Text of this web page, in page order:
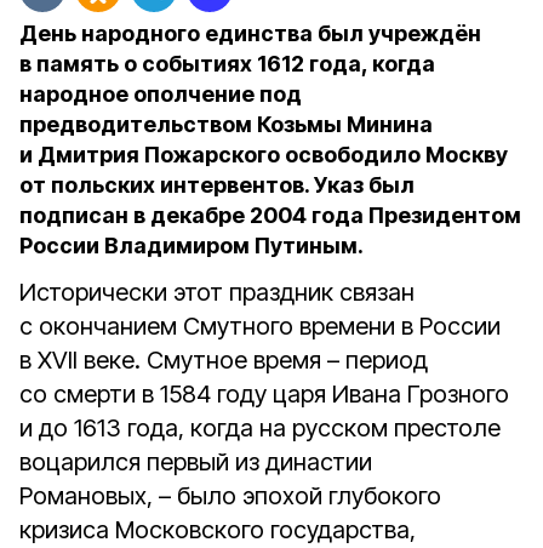
День народного единства был учреждён
в память о событиях 1612 года, когда
народное ополчение под
предводительством Козьмы Минина
и Дмитрия Пожарского освободило Москву
от польских интервентов. Указ был
подписан в декабре 2004 года Президентом
России Владимиром Путиным.
Исторически этот праздник связан
с окончанием Смутного времени в России
в XVII веке. Смутное время – период
со смерти в 1584 году царя Ивана Грозного
и до 1613 года, когда на русском престоле
воцарился первый из династии
Романовых, – было эпохой глубокого
кризиса Московского государства,